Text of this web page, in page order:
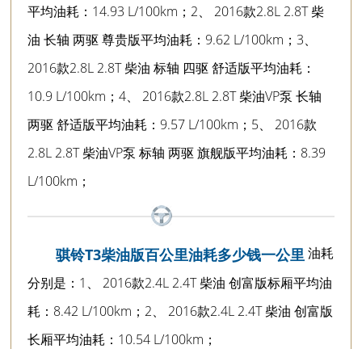
平均油耗：14.93 L/100km；2、 2016款2.8L 2.8T 柴
油 长轴 两驱 尊贵版平均油耗：9.62 L/100km；3、
2016款2.8L 2.8T 柴油 标轴 四驱 舒适版平均油耗：
10.9 L/100km；4、 2016款2.8L 2.8T 柴油VP泵 长轴
两驱 舒适版平均油耗：9.57 L/100km；5、 2016款
2.8L 2.8T 柴油VP泵 标轴 两驱 旗舰版平均油耗：8.39
L/100km；
骐铃T3柴油版百公里油耗多少钱一公里 油耗
分别是：1、 2016款2.4L 2.4T 柴油 创富版标厢平均油
耗：8.42 L/100km；2、 2016款2.4L 2.4T 柴油 创富版
长厢平均油耗：10.54 L/100km；